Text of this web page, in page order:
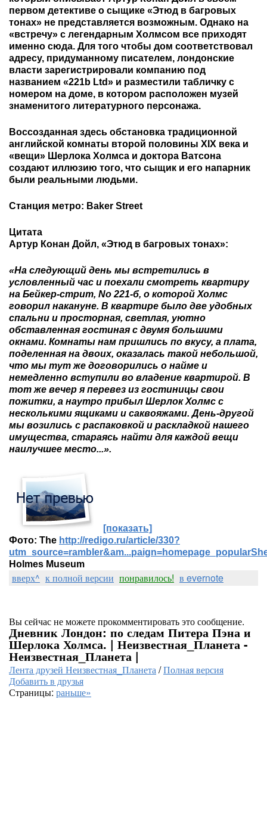
первом детективе о сыщике «Этюд в багровых
тонах» не представляется возможным. Однако на
«встречу» с легендарным Холмсом все приходят
именно сюда. Для того чтобы дом соответствовал
адресу, придуманному писателем, лондонские
власти зарегистрировали компанию под
названием «221b Ltd» и разместили табличку с
номером на доме, в котором расположен музей
знаменитого литературного персонажа.
Воссозданная здесь обстановка традиционной
английской комнаты второй половины XIX века и
«вещи» Шерлока Холмса и доктора Ватсона
создают иллюзию того, что сыщик и его напарник
были реальными людьми.
Станция метро: Baker Street
Цитата
Артур Конан Дойл, «Этюд в багровых тонах»:
«На следующий день мы встретились в
условленный час и поехали смотреть квартиру
на Бейкер-стрит, No 221-б, о которой Холмс
говорил накануне. В квартире было две удобных
спальни и просторная, светлая, уютно
обставленная гостиная с двумя большими
окнами. Комнаты нам пришлись по вкусу, а плата,
поделенная на двоих, оказалась такой небольшой,
что мы тут же договорились о найме и
немедленно вступили во владение квартирой. В
тот же вечер я перевез из гостиницы свои
пожитки, а наутро прибыл Шерлок Холмс с
несколькими ящиками и саквояжами. День-другой
мы возились с распаковкой и раскладкой нашего
имущества, стараясь найти для каждой вещи
наилучшее место...».
[показать]
Фото: The http://redigo.ru/article/330?
Holmes Museum
вверх^ к полной версии понравилось! в evernote
Вы сейчас не можете прокомментировать это сообщение.
Дневник Лондон: по следам Питера Пэна и
Шерлока Холмса. | Неизвестная_Планета -
Неизвестная_Планета |
Лента друзей Неизвестная_Планета/Полная версия
Добавить в друзья
Страницы: раньше»